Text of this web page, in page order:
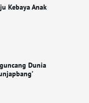
Kebaya Anak
Dunia